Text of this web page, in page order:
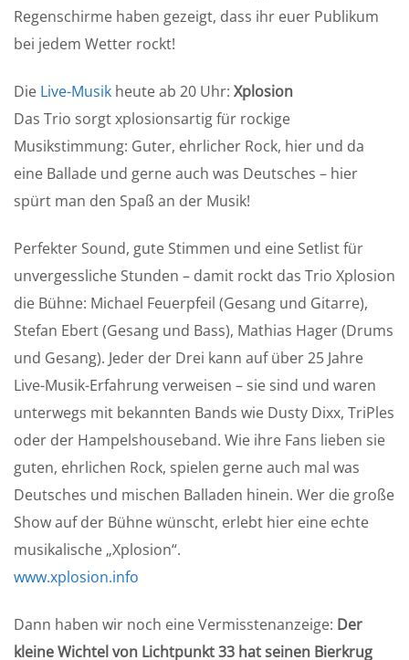
Regenschirme haben gezeigt, dass ihr euer Publikum
bei jedem Wetter rockt!
Die Live-Musik heute ab 20 Uhr: Xplosion
Das Trio sorgt xplosionsartig für rockige
Musikstimmung: Guter, ehrlicher Rock, hier und da
eine Ballade und gerne auch was Deutsches – hier
spürt man den Spaß an der Musik!
Perfekter Sound, gute Stimmen und eine Setlist für
unvergessliche Stunden – damit rockt das Trio Xplosion
die Bühne: Michael Feuerpfeil (Gesang und Gitarre),
Stefan Ebert (Gesang und Bass), Mathias Hager (Drums
und Gesang). Jeder der Drei kann auf über 25 Jahre
Live-Musik-Erfahrung verweisen – sie sind und waren
unterwegs mit bekannten Bands wie Dusty Dixx, TriPles
oder der Hampelshouseband. Wie ihre Fans lieben sie
guten, ehrlichen Rock, spielen gerne auch mal was
Deutsches und mischen Balladen hinein. Wer die große
Show auf der Bühne wünscht, erlebt hier eine echte
musikalische „Xplosion“.
www.xplosion.info
Dann haben wir noch eine Vermisstenanzeige: Der
kleine Wichtel von Lichtpunkt 33 hat seinen Bierkrug